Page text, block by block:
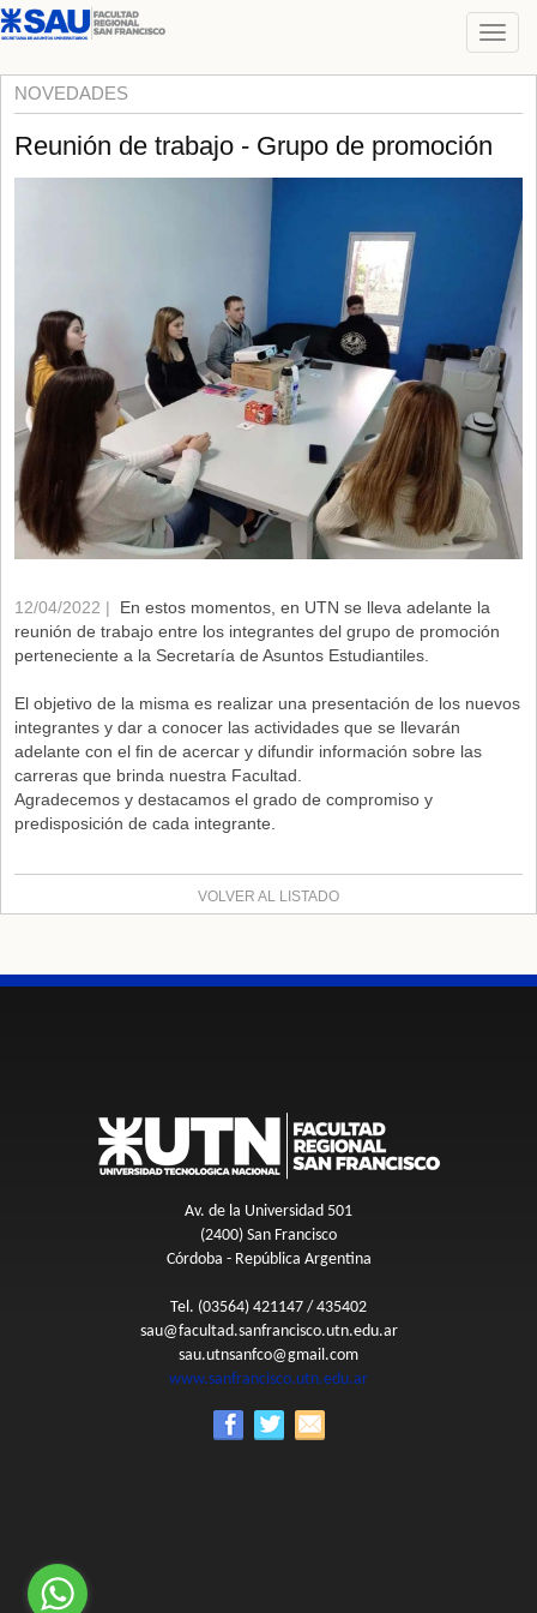
NOVEDADES
Reunión de trabajo - Grupo de promoción
12/04/2022 | En estos momentos, en UTN se lleva adelante la
reunión de trabajo entre los integrantes del grupo de promoción
perteneciente a la Secretaría de Asuntos Estudiantiles.
El objetivo de la misma es realizar una presentación de los nuevos
integrantes y dar a conocer las actividades que se llevarán
adelante con el fin de acercar y difundir información sobre las
carreras que brinda nuestra Facultad.
Agradecemos y destacamos el grado de compromiso y
predisposición de cada integrante.
VOLVER AL LISTADO
Av. de la Universidad 501
(2400) San Francisco
Córdoba - República Argentina
Tel. (03564) 421147 / 435402
sau@facultad.sanfrancisco.utn.edu.ar
sau.utnsanfco@gmail.com
www.sanfrancisco.utn.edu.ar